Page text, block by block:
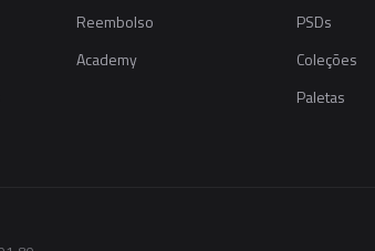
Reembolso
Academy
PSDs
Coleções
Paletas